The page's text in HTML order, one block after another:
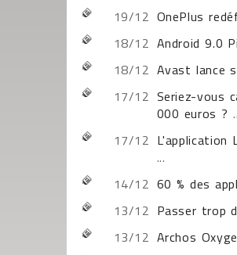
19/12 OnePlus
18/12 Android 9.0
18/12 Avast lance
17/12 Seriez-vous
000 euros ?
17/12 L'application
...
14/12 60 % des
13/12 Passer trop
13/12 Archos